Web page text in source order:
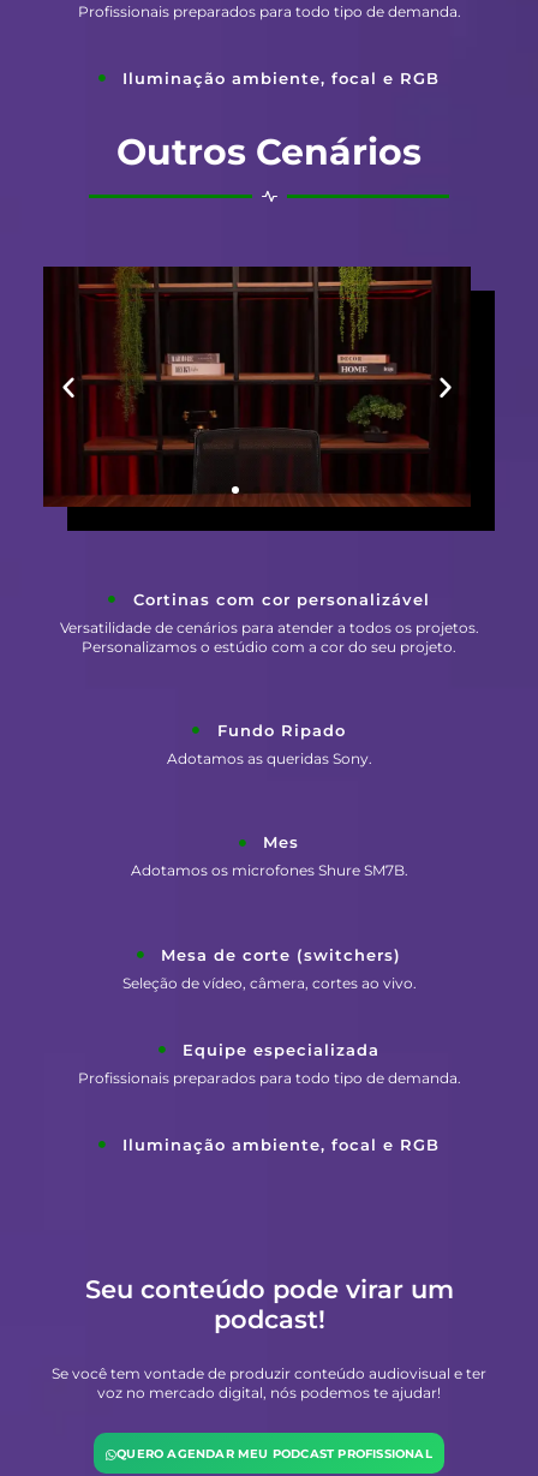
Profissionais preparados para todo tipo de demanda.
Iluminação ambiente, focal e RGB
Outros Cenários
Cortinas com cor personalizável
Versatilidade de cenários para atender a todos os projetos.
Personalizamos o estúdio com a cor do seu projeto.
Fundo Ripado
Adotamos as queridas Sony.
Mes
Adotamos os microfones Shure SM7B.
Mesa de corte (switchers)
Seleção de vídeo, câmera, cortes ao vivo.
Equipe especializada
Profissionais preparados para todo tipo de demanda.
Iluminação ambiente, focal e RGB
Seu conteúdo pode virar um
podcast!
Se você tem vontade de produzir conteúdo audiovisual e ter
voz no mercado digital, nós podemos te ajudar!
QUERO AGENDAR MEU PODCAST PROFISSIONAL